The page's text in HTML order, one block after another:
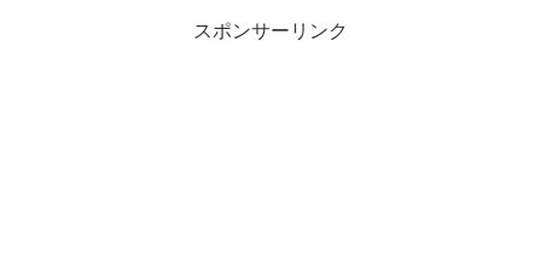
スポンサーリンク